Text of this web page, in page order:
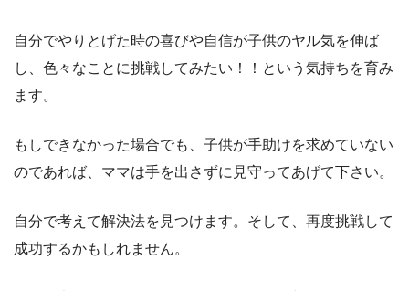
自分でやりとげた時の喜びや自信が子供のヤル気を伸ば
し、色々なことに挑戦してみたい！！という気持ちを育み
ます。
もしできなかった場合でも、子供が手助けを求めていない
のであれば、ママは手を出さずに見守ってあげて下さい。
自分で考えて解決法を見つけます。そして、再度挑戦して
成功するかもしれません。